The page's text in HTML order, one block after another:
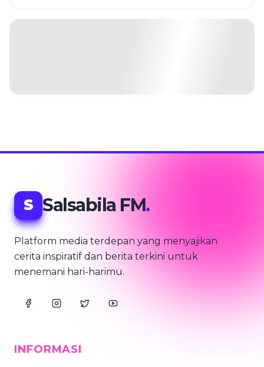
S Salsabila FM.
Platform media terdepan yang menyajikan
cerita inspiratif dan berita terkini untuk
menemani hari-harimu.
INFORMASI